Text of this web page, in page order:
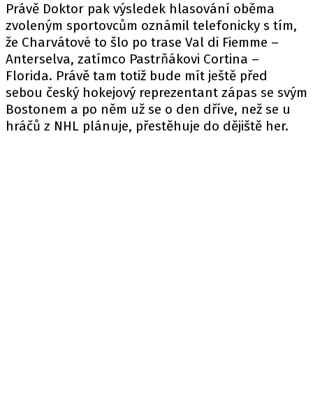
Právě Doktor pak výsledek hlasování oběma
zvoleným sportovcům oznámil telefonicky s tím,
že Charvátové to šlo po trase Val di Fiemme –
Anterselva, zatímco Pastrňákovi Cortina –
Florida. Právě tam totiž bude mít ještě před
sebou český hokejový reprezentant zápas se svým
Bostonem a po něm už se o den dříve, než se u
hráčů z NHL plánuje, přestěhuje do dějiště her.